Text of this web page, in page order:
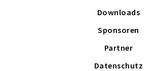
Downloads
Sponsoren
Partner
Datenschutz